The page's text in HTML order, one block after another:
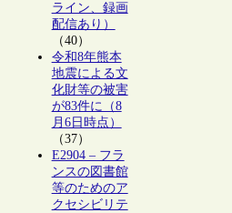
ライン、録画
配信あり）
（40）
令和8年熊本
地震による文
化財等の被害
が83件に（8
月6日時点）
（37）
E2904 – フラ
ンスの図書館
等のためのア
クセシビリテ